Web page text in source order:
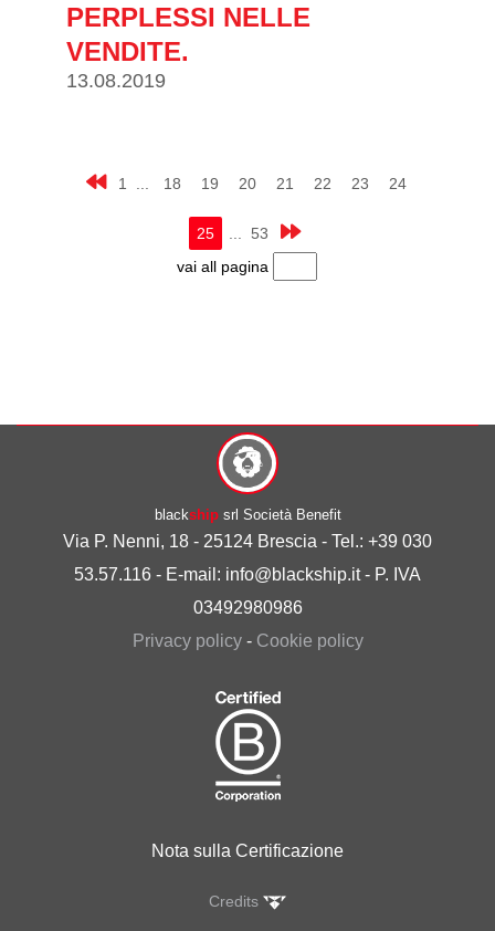
PERPLESSI NELLE
VENDITE.
13.08.2019
1 ... 18 19 20 21 22 23 24
25
... 53
vai all pagina
blackshipsrl Società Benefit
Via P. Nenni, 18 - 25124 Brescia - Tel.: +39 030
53.57.116 - E-mail: info@blackship.it - P. IVA
03492980986
Privacy policy- Cookie policy
Nota sulla Certificazione
Credits